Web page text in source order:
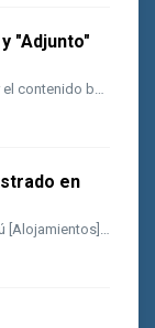
"Adjunto"
Stays.net tiene el recurso de aprovechar el contenido base y/o precio base de un anuncio y aplicarlo a otro para optimizar el registro del producto, por ...
en
Puedes eliminar anuncios desde el menú [Alojamientos] del sistema, pero primero debes dejarlos con el estado [Inactivo]. Sigue los pasos a continuación: V...